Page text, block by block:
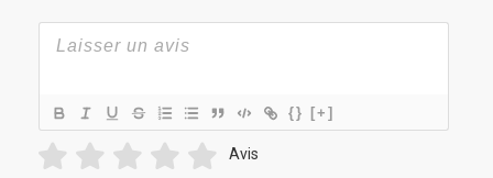
{} [+]
Avis